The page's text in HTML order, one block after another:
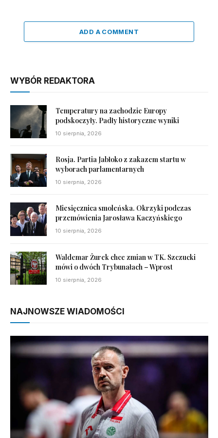
ADD A COMMENT
WYBÓR REDAKTORA
Temperatury na zachodzie Europy
podskoczyły. Padły historyczne wyniki
10 sierpnia, 2026
Rosja. Partia Jabłoko z zakazem startu w
wyborach parlamentarnych
10 sierpnia, 2026
Miesięcznica smoleńska. Okrzyki podczas
przemówienia Jarosława Kaczyńskiego
10 sierpnia, 2026
Waldemar Żurek chce zmian w TK. Szczucki
mówi o dwóch Trybunałach – Wprost
10 sierpnia, 2026
NAJNOWSZE WIADOMOŚCI